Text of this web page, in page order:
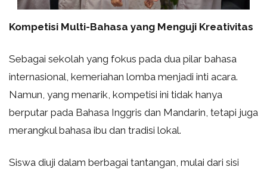
Kompetisi Multi-Bahasa yang Menguji Kreativitas
Sebagai sekolah yang fokus pada dua pilar bahasa
internasional, kemeriahan lomba menjadi inti acara.
Namun, yang menarik, kompetisi ini tidak hanya
berputar pada Bahasa Inggris dan Mandarin, tetapi juga
merangkul bahasa ibu dan tradisi lokal.
Siswa diuji dalam berbagai tantangan, mulai dari sisi